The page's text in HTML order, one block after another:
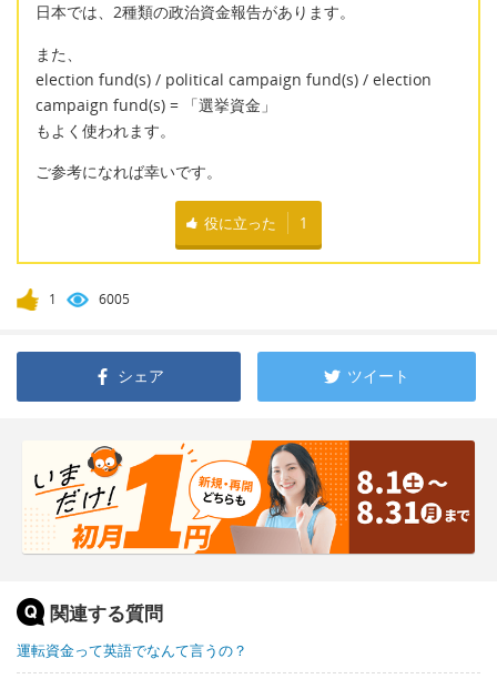
日本では、2種類の政治資金報告があります。
また、
election fund(s) / political campaign fund(s) / election
campaign fund(s) = 「選挙資金」
もよく使われます。
ご参考になれば幸いです。
役に立った 1
1 6005
シェア ツイート
関連する質問
運転資金って英語でなんて言うの？